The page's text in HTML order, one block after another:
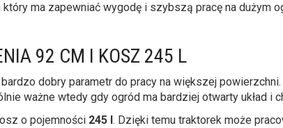
ma zapewniać wygodę i szybszą pracę na dużym
92 CM I KOSZ 245 L
dobry parametr do pracy na większej
ważne wtedy gdy ogród ma bardziej otwarty układ
o pojemności 245 l. Dzięki temu traktorek może